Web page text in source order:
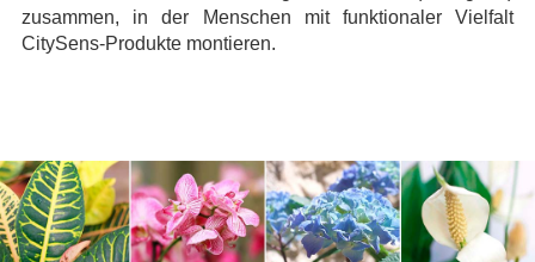
zusammen, in der Menschen mit funktionaler Vielfalt
CitySens-Produkte montieren.